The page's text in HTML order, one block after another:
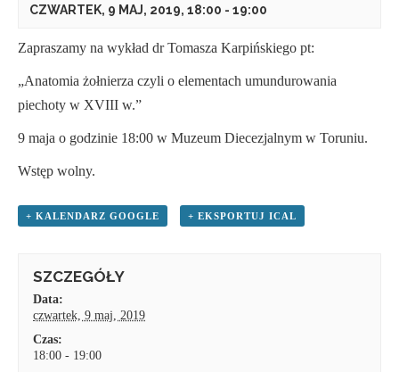
CZWARTEK, 9 MAJ, 2019, 18:00 - 19:00
Zapraszamy na wykład dr Tomasza Karpińskiego pt:
„Anatomia żołnierza czyli o elementach umundurowania
piechoty w XVIII w.”
9 maja o godzinie 18:00 w Muzeum Diecezjalnym w Toruniu.
Wstęp wolny.
+ KALENDARZ GOOGLE + EKSPORTUJ ICAL
SZCZEGÓŁY
Data:
czwartek, 9 maj, 2019
Czas:
18:00 - 19:00